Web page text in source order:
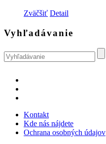
Zväčšiť Detail
Vyhľadávanie
Kontakt
Kde nás nájdete
Ochrana osobných údajov